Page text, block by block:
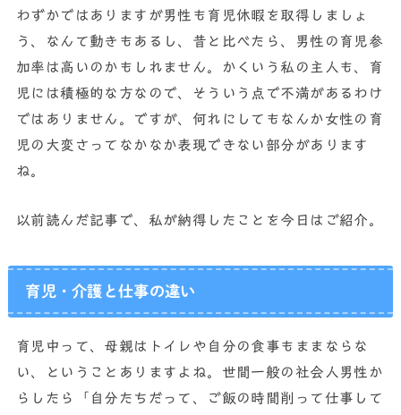
わずかではありますが男性も育児休暇を取得しましょ
う、なんて動きもあるし、昔と比べたら、男性の育児参
加率は高いのかもしれません。かくいう私の主人も、育
児には積極的な方なので、そういう点で不満があるわけ
ではありません。ですが、何れにしてもなんか女性の育
児の大変さってなかなか表現できない部分があります
ね。
以前読んだ記事で、私が納得したことを今日はご紹介。
育児・介護と仕事の違い
育児中って、母親はトイレや自分の食事もままならな
い、ということありますよね。世間一般の社会人男性か
らしたら「自分たちだって、ご飯の時間削って仕事して